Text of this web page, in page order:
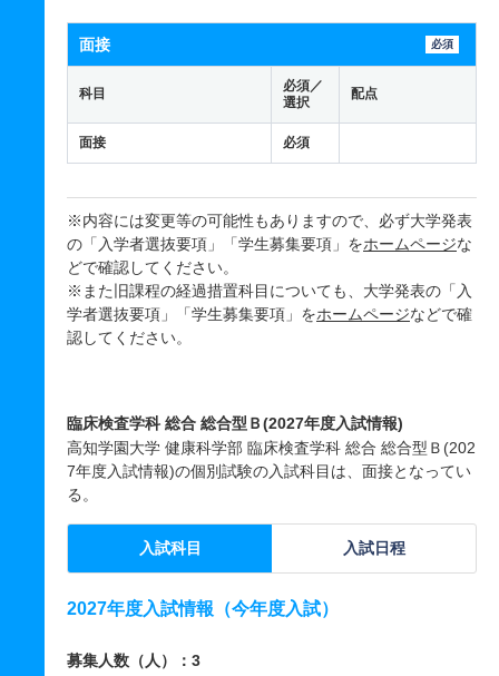
面接 必須
科目
必須／
選択
配点
面接 必須
※内容には変更等の可能性もありますので、必ず大学発表
の「入学者選抜要項」「学生募集要項」をホームページな
どで確認してください。
※また旧課程の経過措置科目についても、大学発表の「入
学者選抜要項」「学生募集要項」をホームページなどで確
認してください。
臨床検査学科 総合 総合型Ｂ(2027年度入試情報)
高知学園大学 健康科学部 臨床検査学科 総合 総合型Ｂ(202
7年度入試情報)の個別試験の入試科目は、面接となってい
る。
入試科目 入試日程
2027年度入試情報（今年度入試）
募集人数（人）：3